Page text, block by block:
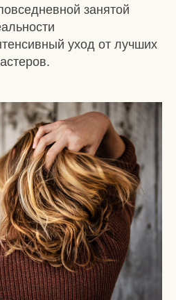
занятой
уход от лучших